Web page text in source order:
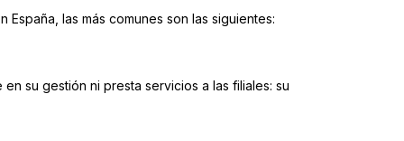
las más comunes son las siguientes:
su gestión ni presta servicios a las filiales: su